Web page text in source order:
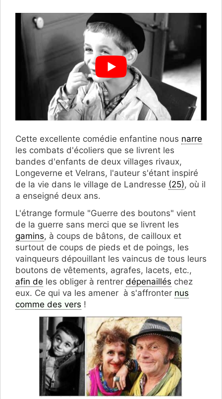
Cette excellente comédie enfantine nous narre
les combats d'écoliers que se livrent les
bandes d'enfants de deux villages rivaux,
Longeverne et Velrans, l'auteur s'étant inspiré
de la vie dans le village de Landresse (25), où il
a enseigné deux ans.
L'étrange formule "Guerre des boutons" vient
de la guerre sans merci que se livrent les
gamins, à coups de bâtons, de cailloux et
surtout de coups de pieds et de poings, les
vainqueurs dépouillant les vaincus de tous leurs
boutons de vêtements, agrafes, lacets, etc.,
afin de les obliger à rentrer dépenaillés chez
eux. Ce qui va les amener à s'affronter nus
comme des vers !